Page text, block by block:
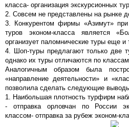
класса- организация экскурсионных
2. Совсем не представлены на рынке
3. Конкурентом фирмы «Азимут» при
туров эконом-класса является
организует паломнические туры еще и
4. Шоп-туры предлагают только
однако их туры отличаются по
Аналогичным образом была
«направление деятельности» и
позволила сделать следующие
1. Наибольшая плотность турфирм
- отправка орловчан по России
классом- отправка за рубеж эконом-